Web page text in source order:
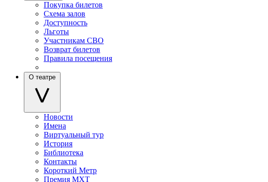
Покупка билетов
Схема залов
Доступность
Льготы
Участникам СВО
Возврат билетов
Правила посещения
О театре
Новости
Имена
Виртуальный тур
История
Библиотека
Контакты
Короткий Метр
Премия МХТ